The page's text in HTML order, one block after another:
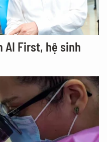
AI First, hệ sinh